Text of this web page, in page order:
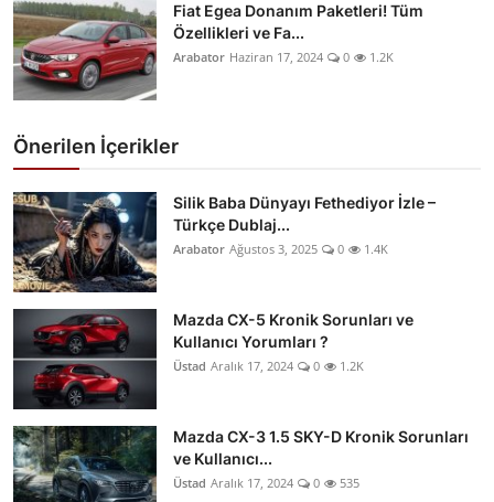
Fiat Egea Donanım Paketleri! Tüm
Özellikleri ve Fa...
Arabator Haziran 17, 2024 0 1.2K
Önerilen İçerikler
Silik Baba Dünyayı Fethediyor İzle –
Türkçe Dublaj...
Arabator Ağustos 3, 2025 0 1.4K
Mazda CX-5 Kronik Sorunları ve
Kullanıcı Yorumları ?
Üstad Aralık 17, 2024 0 1.2K
Mazda CX-3 1.5 SKY-D Kronik Sorunları
ve Kullanıcı...
Üstad Aralık 17, 2024 0 535